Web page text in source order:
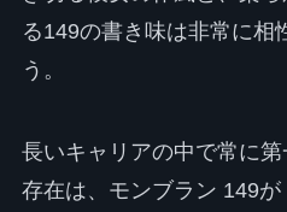
る149の書き味は非常に相
う。
長いキャリアの中で常に
存在は、モンブラン 149